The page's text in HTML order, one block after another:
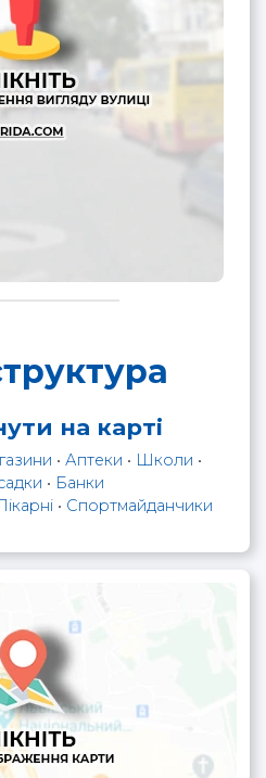
на карті
• Аптеки • Школи •
• Банки
• Спортмайданчики